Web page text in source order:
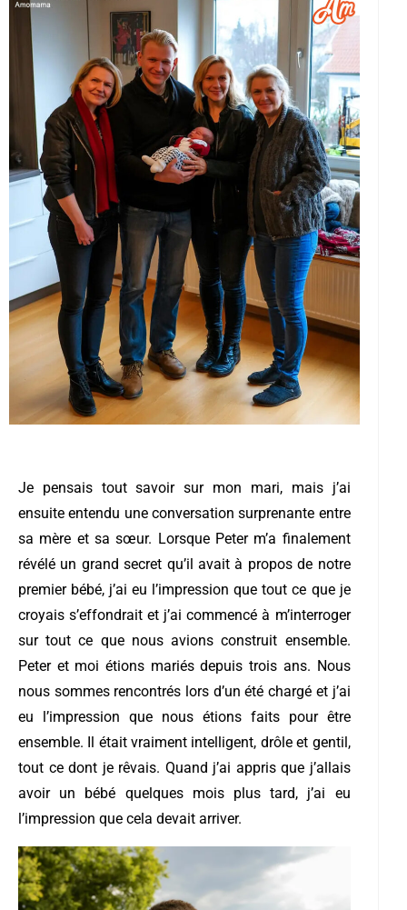
Je pensais tout savoir sur mon mari, mais j’ai
ensuite entendu une conversation surprenante entre
sa mère et sa sœur. Lorsque Peter m’a finalement
révélé un grand secret qu’il avait à propos de notre
premier bébé, j’ai eu l’impression que tout ce que je
croyais s’effondrait et j’ai commencé à m’interroger
sur tout ce que nous avions construit ensemble.
Peter et moi étions mariés depuis trois ans. Nous
nous sommes rencontrés lors d’un été chargé et j’ai
eu l’impression que nous étions faits pour être
ensemble. Il était vraiment intelligent, drôle et gentil,
tout ce dont je rêvais. Quand j’ai appris que j’allais
avoir un bébé quelques mois plus tard, j’ai eu
l’impression que cela devait arriver.